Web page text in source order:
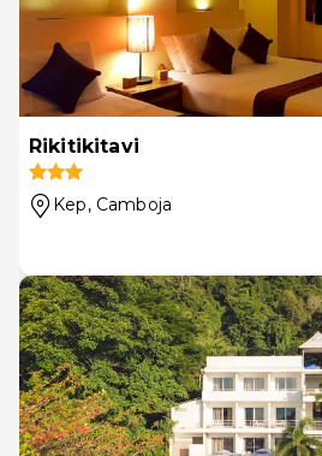
Rikitikitavi
Kep, Camboja